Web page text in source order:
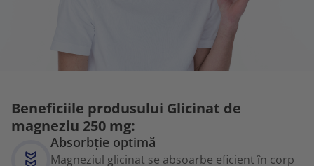
Beneficiile produsului Glicinat de
magneziu 250 mg:
Absorbție optimă
Magneziul glicinat se absoarbe eficient în corp